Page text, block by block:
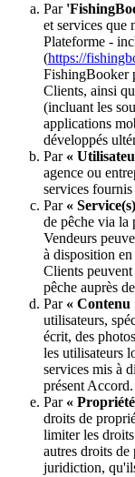
Par
et services que
Plateforme -
(https://
FishingBooker
Clients, ainsi
(incluant les
applications
développés
Par «
agence ou
services
Par «
de pêche via la
Vendeurs
à disposition
Clients
pêche auprès
Par « Contenu
utilisateurs,
écrit, des
les utilisateurs
services mis à
présent Accord.
Par «
droits de
limiter les
autres droits de
juridiction,